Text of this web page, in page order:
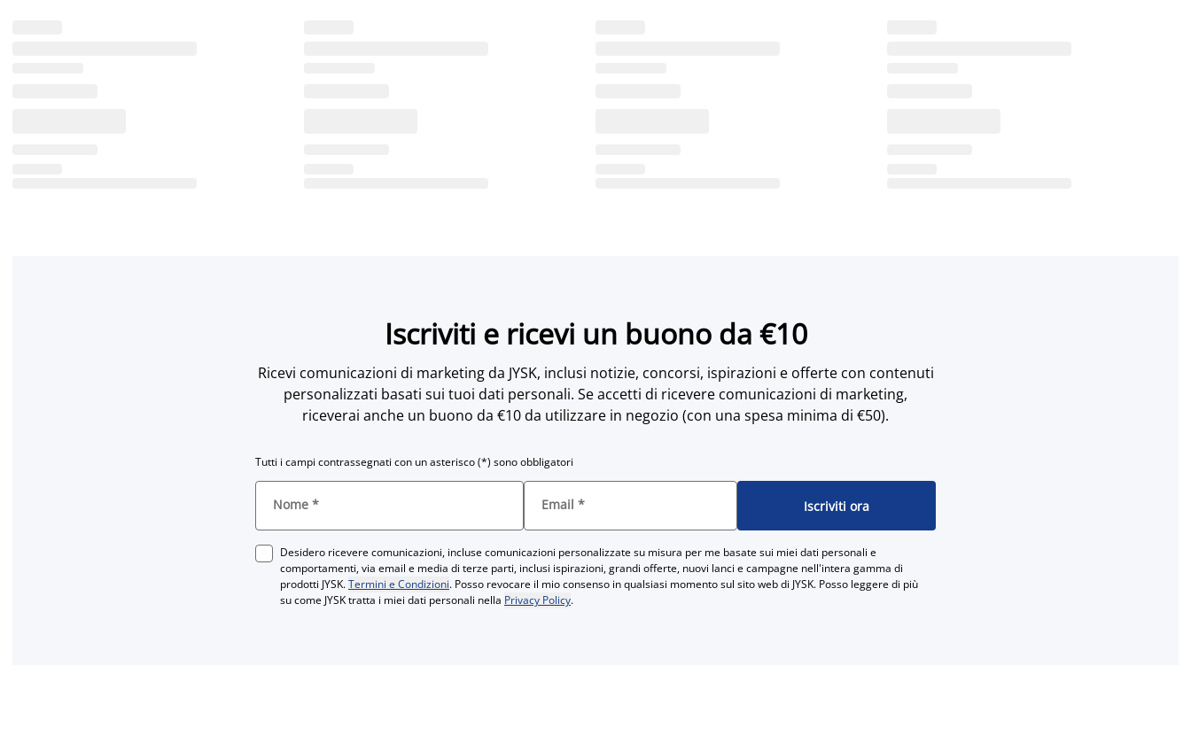
Iscriviti e ricevi un buono da €10
Ricevi comunicazioni di marketing da JYSK, inclusi notizie, concorsi, ispirazioni e offerte con contenuti
personalizzati basati sui tuoi dati personali. Se accetti di ricevere comunicazioni di marketing,
riceverai anche un buono da €10 da utilizzare in negozio (con una spesa minima di €50).
Tutti i campi contrassegnati con un asterisco (*) sono obbligatori
Nome * Email * Iscriviti ora
Desidero ricevere comunicazioni, incluse comunicazioni personalizzate su misura per me basate sui miei dati personali e
comportamenti, via email e media di terze parti, inclusi ispirazioni, grandi offerte, nuovi lanci e campagne nell'intera gamma di
prodotti JYSK.Termini e Condizioni. Posso revocare il mio consenso in qualsiasi momento sul sito web di JYSK. Posso leggere di più
su come JYSK tratta i miei dati personali nella Privacy Policy.